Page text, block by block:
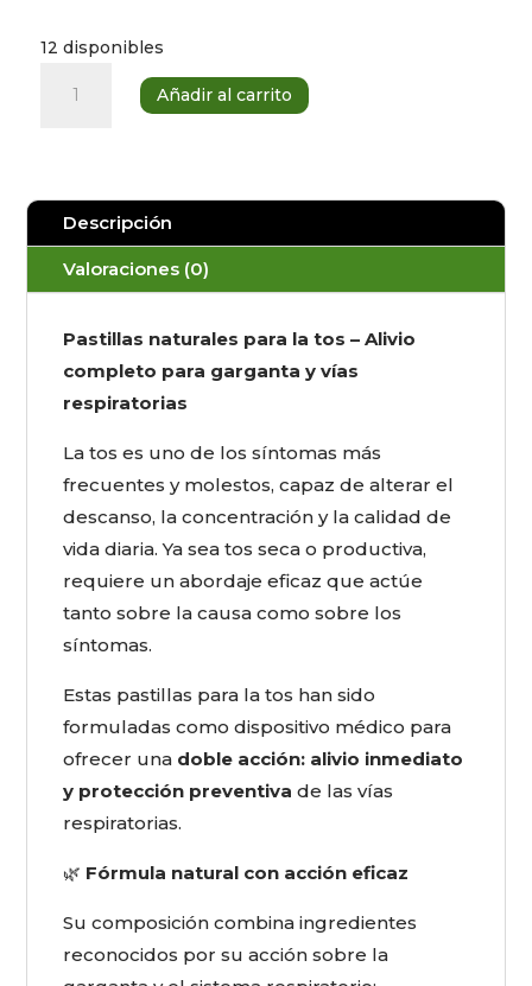
12 disponibles
comprimidos
cantidad
Añadir al carrito
Descripción
Valoraciones (0)
Pastillas naturales para la tos – Alivio
completo para garganta y vías
respiratorias
La tos es uno de los síntomas más
frecuentes y molestos, capaz de alterar el
descanso, la concentración y la calidad de
vida diaria. Ya sea tos seca o productiva,
requiere un abordaje eficaz que actúe
tanto sobre la causa como sobre los
síntomas.
Estas pastillas para la tos han sido
formuladas como dispositivo médico para
ofrecer una doble acción: alivio inmediato
y protección preventiva de las vías
respiratorias.
🌿 Fórmula natural con acción eficaz
Su composición combina ingredientes
reconocidos por su acción sobre la